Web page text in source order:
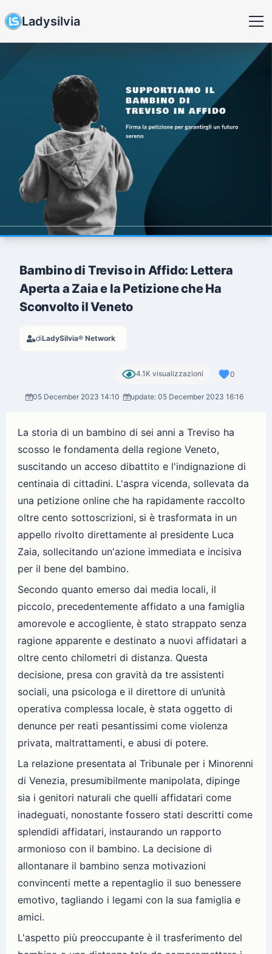
Ladysilvia
Bambino di Treviso in Affido: Lettera
Aperta a Zaia e la Petizione che Ha
Sconvolto il Veneto
diLadySilvia® Network
4.1K visualizzazioni 0
05 December 2023 14:10 update: 05 December 2023 16:16
La storia di un bambino di sei anni a Treviso ha
scosso le fondamenta della regione Veneto,
suscitando un acceso dibattito e l'indignazione di
centinaia di cittadini. L'aspra vicenda, sollevata da
una petizione online che ha rapidamente raccolto
oltre cento sottoscrizioni, si è trasformata in un
appello rivolto direttamente al presidente Luca
Zaia, sollecitando un'azione immediata e incisiva
per il bene del bambino.
Secondo quanto emerso dai media locali, il
piccolo, precedentemente affidato a una famiglia
amorevole e accogliente, è stato strappato senza
ragione apparente e destinato a nuovi affidatari a
oltre cento chilometri di distanza. Questa
decisione, presa con gravità da tre assistenti
sociali, una psicologa e il direttore di un’unità
operativa complessa locale, è stata oggetto di
denunce per reati pesantissimi come violenza
privata, maltrattamenti, e abusi di potere.
La relazione presentata al Tribunale per i Minorenni
di Venezia, presumibilmente manipolata, dipinge
sia i genitori naturali che quelli affidatari come
inadeguati, nonostante fossero stati descritti come
splendidi affidatari, instaurando un rapporto
armonioso con il bambino. La decisione di
allontanare il bambino senza motivazioni
convincenti mette a repentaglio il suo benessere
emotivo, tagliando i legami con la sua famiglia e
amici.
L'aspetto più preoccupante è il trasferimento del